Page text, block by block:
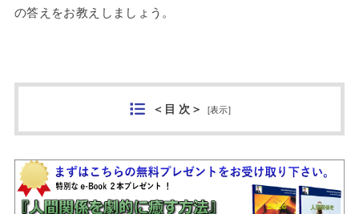
の答えをお教えしましょう。
＜目 次＞ [表示]